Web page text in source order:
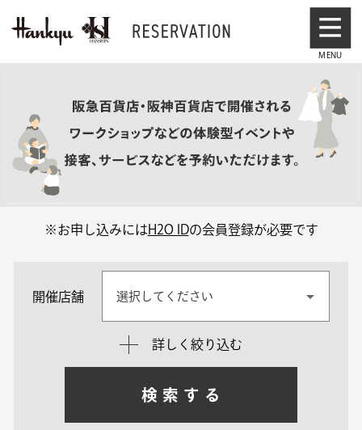
※お申し込みにはH2O IDの会員登録が必要です
開催店舗 選択してください
詳しく絞り込む
検索する